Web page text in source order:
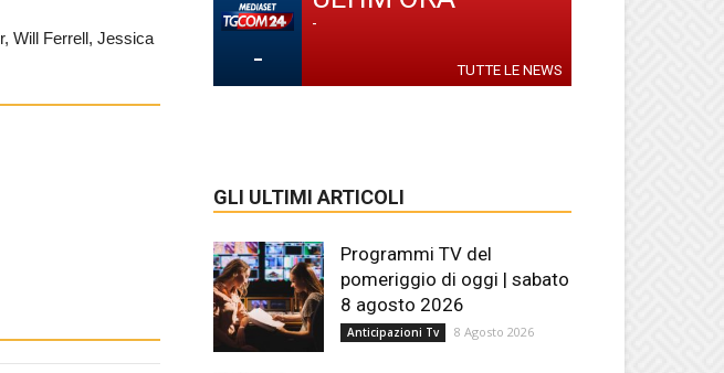
Will Ferrell, Jessica
-
-
TUTTE LE NEWS
GLI ULTIMI ARTICOLI
Programmi TV del
pomeriggio di oggi | sabato
8 agosto 2026
Anticipazioni Tv 8 Agosto 2026